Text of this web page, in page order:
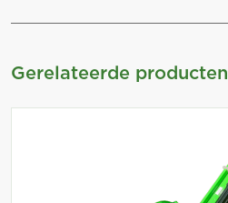
Gerelateerde producten